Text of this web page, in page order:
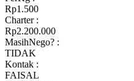
Rp1.500
Charter :
Rp2.200.000
MasihNego? :
TIDAK
Kontak :
FAISAL